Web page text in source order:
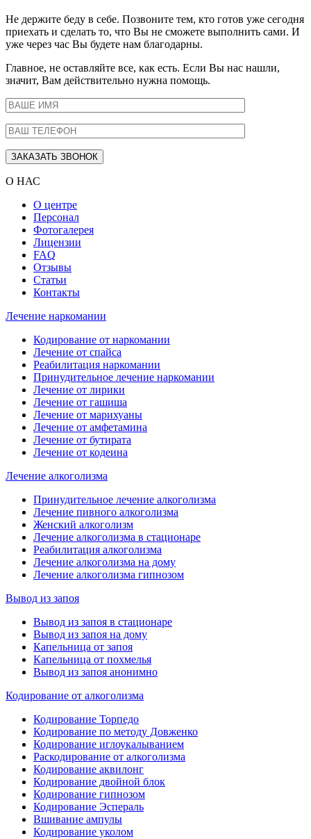
Не держите беду в себе. Позвоните тем, кто готов уже сегодня
приехать и сделать то, что Вы не сможете выполнить сами. И
уже через час Вы будете нам благодарны.
Главное, не оставляйте все, как есть. Если Вы нас нашли,
значит, Вам действительно нужна помощь.
О НАС
О центре
Персонал
Фотогалерея
Лицензии
FAQ
Отзывы
Статьи
Контакты
Лечение наркомании
Кодирование от наркомании
Лечение от спайса
Реабилитация наркомании
Принудительное лечение наркомании
Лечение от лирики
Лечение от гашиша
Лечение от марихуаны
Лечение от амфетамина
Лечение от бутирата
Лечение от кодеина
Лечение алкоголизма
Принудительное лечение алкоголизма
Лечение пивного алкоголизма
Женский алкоголизм
Лечение алкоголизма в стационаре
Реабилитация алкоголизма
Лечение алкоголизма на дому
Лечение алкоголизма гипнозом
Вывод из запоя
Вывод из запоя в стационаре
Вывод из запоя на дому
Капельница от запоя
Капельница от похмелья
Вывод из запоя анонимно
Кодирование от алкоголизма
Кодирование Торпедо
Кодирование по методу Довженко
Кодирование иглоукалыванием
Раскодирование от алкоголизма
Кодирование аквилонг
Кодирование двойной блок
Кодирование гипнозом
Кодирование Эспераль
Вшивание ампулы
Кодирование уколом